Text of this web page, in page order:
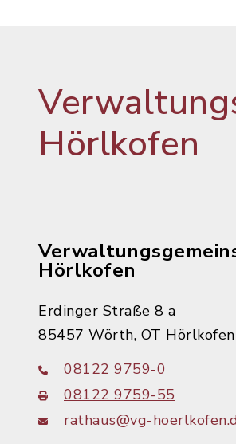
Hörlkofen
Hörlkofen
Erdinger Straße 8 a
85457 Wörth, OT Hörlkofen
08122 9759-0
08122 9759-55
rathaus@vg-